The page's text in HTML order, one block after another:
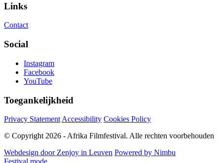
Links
Contact
Social
Instagram
Facebook
YouTube
Toegankelijkheid
Privacy Statement Accessibility Cookies Policy
© Copyright 2026 - Afrika Filmfestival. Alle rechten voorbehouden
Webdesign door Zenjoy in Leuven Powered by Nimbu